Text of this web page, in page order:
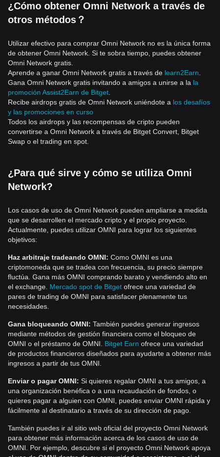
¿Cómo obtener Omni Network a través de
otros métodos？
Utilizar efectivo para comprar Omni Network no es la única forma
de obtener Omni Network. Si te sobra tiempo, puedes obtener
Omni Network gratis.
Aprende a ganar Omni Network gratis a través de learn2Earn
Gana Omni Network gratis invitando a amigos a unirse a la la
promoción Assist2Earn de Bitget
Recibe airdrops gratis de Omni Network uniéndote a los desafíos
y las promociones en curso
Todos los airdrops y las recompensas de cripto pueden
convertirse a Omni Network a través de Bitget Convert, Bitget
Swap o el trading en spot.
¿Para qué sirve y cómo se utiliza Omni
Network?
Los casos de uso de Omni Network pueden ampliarse a medida
que se desarrollen el mercado cripto y el propio proyecto.
Actualmente, puedes utilizar OMNI para lograr los siguientes
objetivos:
Haz arbitraje tradeando OMNI: Como OMNI es una
criptomoneda que se tradea con frecuencia, su precio siempre
fluctúa. Gana más OMNI comprando barato y vendiendo alto en
el exchange. Mercado spot de Bitget ofrece una variedad de
pares de trading de OMNI para satisfacer plenamente tus
necesidades.
Gana bloqueando OMNI: También puedes generar ingresos
mediante métodos de gestión financiera como el bloqueo de
OMNI o el préstamo de OMNI. Bitget Earn ofrece una variedad
de productos financieros diseñados para ayudarte a obtener más
ingresos a partir de tus OMNI.
Enviar o pagar OMNI: Si quieres regalar OMNI a tus amigos, a
una organización benéfica o a una recaudación de fondos, o
quieres pagar a alguien con OMNI, puedes enviar OMNI rápida y
fácilmente al destinatario a través de su dirección de pago.
También puedes ir al sitio web oficial del proyecto Omni Network
para obtener más información acerca de los casos de uso de
OMNI. Por ejemplo, descubre si el proyecto Omni Network apoya